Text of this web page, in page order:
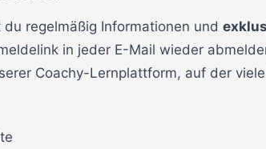
regelmäßig Informationen und
in jeder E-Mail wieder
Coachy-Lernplattform, auf der